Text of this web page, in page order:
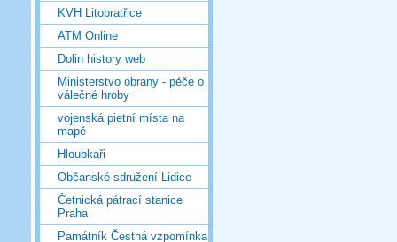
KVH Litobratřice
ATM Online
Dolin history web
Ministerstvo obrany - péče o
válečné hroby
vojenská pietní místa na
mapě
Hloubkaři
Občanské sdružení Lidice
Četnická pátrací stanice
Praha
Památník Čestná vzpomínka